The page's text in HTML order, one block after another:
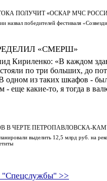
ПОЛУЧИТ «ОСКАР МЧС
победителей фестиваля
«СМЕРШ»
Кириленко: «В каждом
по три больших, до
одном из таких шкафов -
- еще какие-то, я тогда в
В ЧЕРТЕ ПЕТРОПАВЛОВСКА-
выделить 12,5 млрд руб. на
"Спецслужбы" >>